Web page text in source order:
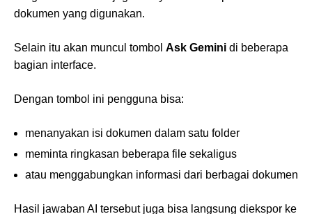
dokumen yang digunakan.
Selain itu akan muncul tombol Ask Gemini di beberapa
bagian interface.
Dengan tombol ini pengguna bisa:
menanyakan isi dokumen dalam satu folder
meminta ringkasan beberapa file sekaligus
atau menggabungkan informasi dari berbagai dokumen
Hasil jawaban AI tersebut juga bisa langsung diekspor ke